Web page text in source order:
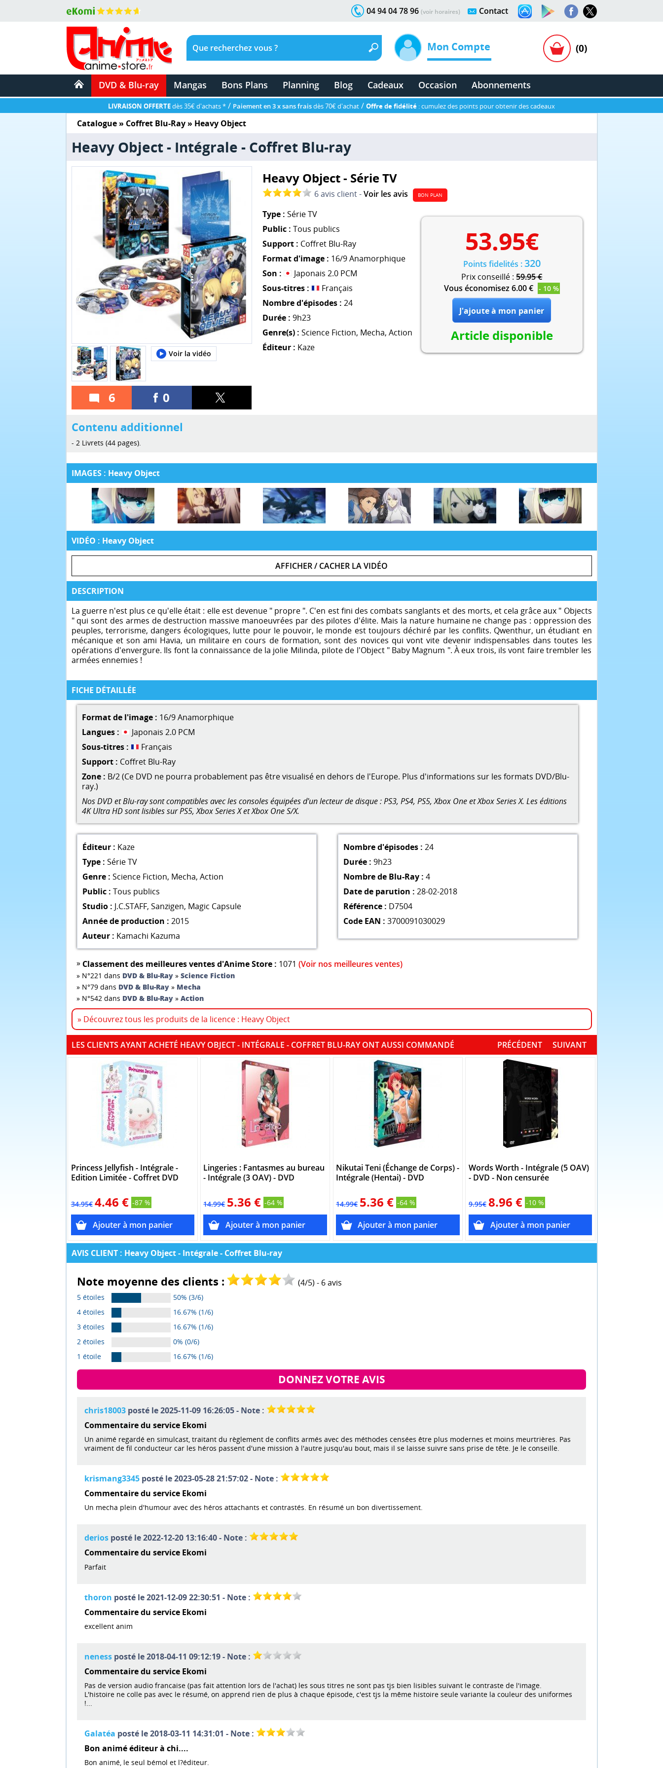
Contact
04 94 04 78 96 (voir horaires)
Mon Compte (0)
DVD & Blu-ray Mangas Bons Plans Planning Blog Cadeaux Occasion Abonnements
LIVRAISON OFFERTEdès 35€ d'achats * / Paiement en 3 x sans fraisdès 70€ d'achat / Offre de fidélité : cumulez des points pour obtenir des cadeaux
Catalogue» Coffret Blu-Ray» Heavy Object
Heavy Object - Intégrale - Coffret Blu-ray
Voir la vidéo
6 0
Heavy Object - Série TV
6 avis client -Voir les avis BON PLAN
Type : Série TV
Public : Tous publics
Support : Coffret Blu-Ray
Format d'image : 16/9 Anamorphique
Son :
Japonais 2.0 PCM
Sous-titres :
Français
Nombre d'épisodes : 24
Durée : 9h23
Genre(s) : Science Fiction, Mecha,Action
Éditeur : Kaze
53.95€
Points fidelités :320
Prix conseillé :59.95 €
Vous économisez 6.00 € - 10 %
Article disponible
Contenu additionnel
- 2 Livrets (44 pages).
IMAGES : Heavy Object
VIDÉO : Heavy Object
AFFICHER / CACHER LA VIDÉO
DESCRIPTION
La guerre n'est plus ce qu'elle était : elle est devenue " propre ". C'en est fini des combats sanglants et des morts, et cela grâce aux " Objects
" qui sont des armes de destruction massive manoeuvrées par des pilotes d'élite. Mais la nature humaine ne change pas : oppression des
peuples, terrorisme, dangers écologiques, lutte pour le pouvoir, le monde est toujours déchiré par les conflits. Qwenthur, un étudiant en
mécanique et son ami Havia, un militaire en cours de formation, sont des novices qui vont vite devenir indispensables dans toutes les
opérations d'envergure. Ils font la connaissance de la jolie Milinda, pilote de l'Object " Baby Magnum ". À eux trois, ils vont faire trembler les
armées ennemies !
FICHE DÉTAILLÉE
Format de l'image : 16/9 Anamorphique
Langues :
Japonais 2.0 PCM
Sous-titres :
Français
Support : Coffret Blu-Ray
Zone : B/2 (Ce DVD ne pourra probablement pas être visualisé en dehors de l'Europe. Plus d'informations sur les formats DVD/Blu-
ray.)
Nos DVD et Blu-ray sont compatibles avec les consoles équipées d'un lecteur de disque : PS3, PS4, PS5, Xbox One et Xbox Series X. Les éditions
4K Ultra HD sont lisibles sur PS5, Xbox Series X et Xbox One S/X.
Éditeur : Kaze
Type : Série TV
Genre : Science Fiction, Mecha, Action
Public : Tous publics
Studio : J.C.STAFF, Sanzigen, Magic Capsule
Année de production : 2015
Auteur : Kamachi Kazuma
Nombre d'épisodes : 24
Durée : 9h23
Nombre de Blu-Ray : 4
Date de parution : 28-02-2018
Référence : D7504
Code EAN : 3700091030029
» Classement des meilleures ventes d'Anime Store : 1071(Voir nos meilleures ventes)
» N°221 dans DVD & Blu-Ray »Science Fiction
» N°79 dans DVD & Blu-Ray » Mecha
» N°542 dans DVD & Blu-Ray »Action
» Découvrez tous les produits de la licence : Heavy Object
LES CLIENTS AYANT ACHETÉ HEAVY OBJECT - INTÉGRALE - COFFRET BLU-RAY ONT AUSSI COMMANDÉ SUIVANT
PRÉCÉDENT
Princess Jellyfish - Intégrale -
Edition Limitée - Coffret DVD
34.95€ 4.46 € -87 %
Lingeries : Fantasmes au bureau
- Intégrale (3 OAV) - DVD
14.99€ 5.36 € -64 %
Nikutai Teni (Échange de Corps) -
Intégrale (Hentai) - DVD
14.99€ 5.36 € -64 %
Words Worth - Intégrale (5 OAV)
- DVD - Non censurée
9.95€ 8.96 € -10 %
AVIS CLIENT : Heavy Object - Intégrale - Coffret Blu-ray
Note moyenne des clients : (4/5) - 6avis
5 étoiles
50% (3/6)
4 étoiles
16.67% (1/6)
3 étoiles
16.67% (1/6)
2 étoiles
0% (0/6)
1 étoile
16.67% (1/6)
DONNEZ VOTRE AVIS
chris18003 posté le 2025-11-09 16:26:05 - Note :
Commentaire du service Ekomi
Un animé regardé en simulcast, traitant du règlement de conflits armés avec des méthodes censées être plus modernes et moins meurtrières. Pas
vraiment de fil conducteur car les héros passent d'une mission à l'autre jusqu'au bout, mais il se laisse suivre sans prise de tête. Je le conseille.
krismang3345 posté le 2023-05-28 21:57:02 - Note :
Commentaire du service Ekomi
Un mecha plein d'humour avec des héros attachants et contrastés. En résumé un bon divertissement.
derios posté le 2022-12-20 13:16:40 - Note :
Commentaire du service Ekomi
Parfait
thoron posté le 2021-12-09 22:30:51 - Note :
Commentaire du service Ekomi
excellent anim
neness posté le 2018-04-11 09:12:19 - Note :
Commentaire du service Ekomi
Pas de version audio francaise (pas fait attention lors de l'achat) les sous titres ne sont pas tjs bien lisibles suivant le contraste de l'image.
L'histoire ne colle pas avec le résumé, on apprend rien de plus à chaque épisode, c'est tjs la même histoire seule variante la couleur des uniformes
!...
Galatéa posté le 2018-03-11 14:31:01 - Note :
Bon animé éditeur à chi....
Bon animé, le seul bémol et l?éditeur.